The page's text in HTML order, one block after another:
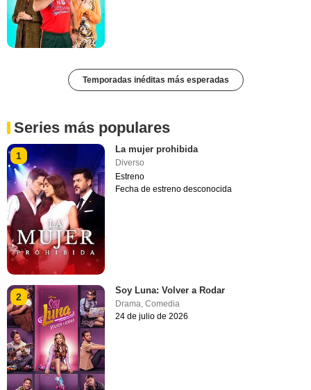
Temporadas inéditas más esperadas
Series más populares
1
La mujer prohibida
Diverso
Estreno
Fecha de estreno desconocida
2
Soy Luna: Volver a Rodar
Drama,Comedia
24 de julio de 2026